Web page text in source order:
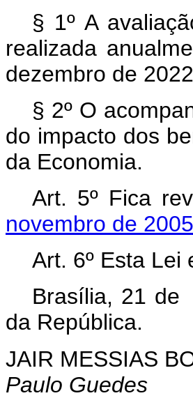
§ 1º A
realizada
dezembro de
§ 2º O
do impacto dos
da Economia.
Art. 5º Fica
novembro de 2005
Art. 6º Esta Lei
Brasília, 21 de
da República.
JAIR MESSIAS
Paulo Guedes